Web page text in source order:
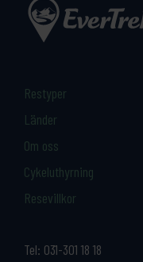
Tel: 031-301 18 18
Restyper
Länder
Om oss
Cykeluthyrning
Resevillkor